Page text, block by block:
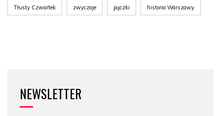
Tłusty Czwartek zwyczaje pączki historia Warszawy
NEWSLETTER